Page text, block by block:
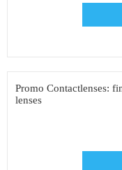
Promo Contactlenses:
lenses